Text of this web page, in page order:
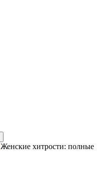
Женские хитрости: полные